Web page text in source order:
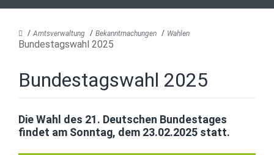
Amtsverwaltung Bekanntmachungen Wahlen
Bundestagswahl 2025
Bundestagswahl 2025
Die Wahl des 21. Deutschen Bundestages
findet am Sonntag, dem 23.02.2025 statt.